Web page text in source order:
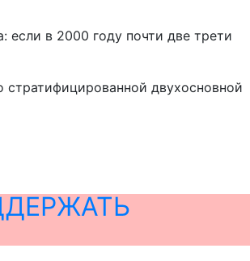
если в 2000 году почти две трети
двухосновной